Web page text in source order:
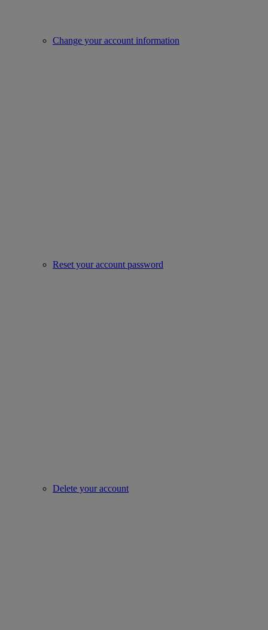
Change your account information
Reset your account password
Delete your account